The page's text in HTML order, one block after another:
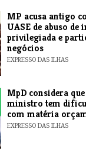
MP acusa antigo
UASE de abuso
privilegiada e
negócios
EXPRESSO DAS ILHAS
MpD considera
ministro tem
com matéria
EXPRESSO DAS ILHAS